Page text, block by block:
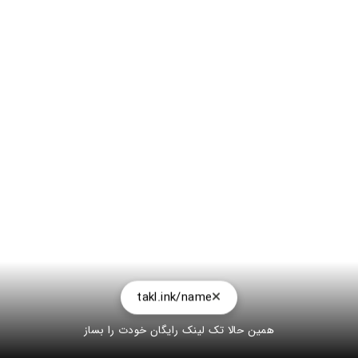
takl.ink/name
همین حالا تک لینک رایگان خودت را بساز